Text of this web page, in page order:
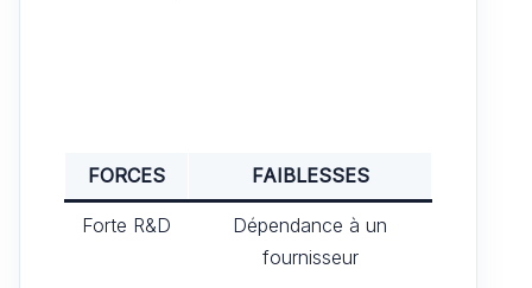
FORCES FAIBLESSES
Forte R&D
Dépendance à un
fournisseur